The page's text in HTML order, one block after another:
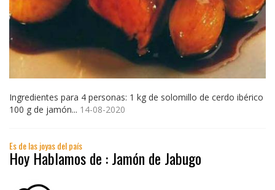
Ingredientes para 4 personas: 1 kg de solomillo de cerdo ibérico
100 g de jamón... 14-08-2020
Es de las joyas del país
Hoy Hablamos de : Jamón de Jabugo